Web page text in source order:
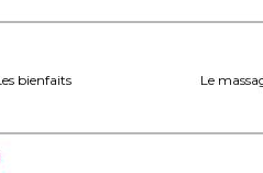
bienfaits Le